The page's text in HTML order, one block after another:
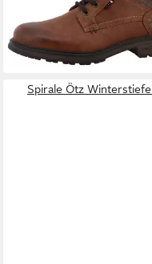
Innenreißverschluss
(55,79 €/ 1 Paar)
-30%
Spirale Ötz Winterstiefel